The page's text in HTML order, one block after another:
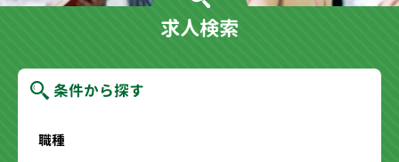
求人検索
条件から探す
職種